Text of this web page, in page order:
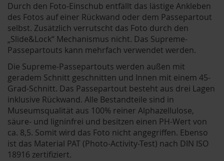
Durch den Foto-Einschub entfällt das lästige Ankleben
des Fotos auf einer Rückwand oder dem Passepartout
selbst. Zusätzlich verrutscht das Foto durch den
„Slide&Lock“ Mechanismus nicht. Das Supreme-
Passepartouts kann mehrfach verwendet werden.
Die Supreme-Passepartouts werden außen mit
geradem Schnitt geschnitten und Innen mit einem 45-
Grad-Schnitt. Das Passepartout besteht aus drei Lagen
inklusive Rückwand. Alle Bestandteile sind in
Museumsqualität aus 100% reiner Alphazellulose,
säure- und ligninfrei und besitzen einen PH-Wert von
ca. 8,5. Somit wird das Foto nicht angegriffen. Ebenso
ist das Material PAT (Photo-Activity-Test) nach DIN ISO
18916 zertifiziert.